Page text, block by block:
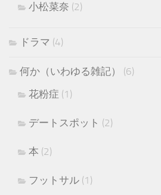
小松菜奈 (2)
ドラマ (4)
何か（いわゆる雑記）
(6)
花粉症 (1)
デートスポット (2)
本 (2)
フットサル (1)